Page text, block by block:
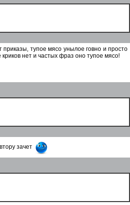
приказы, тупое мясо унылое говно и просто
нет и частых фраз оно тупое мясо!
зачет